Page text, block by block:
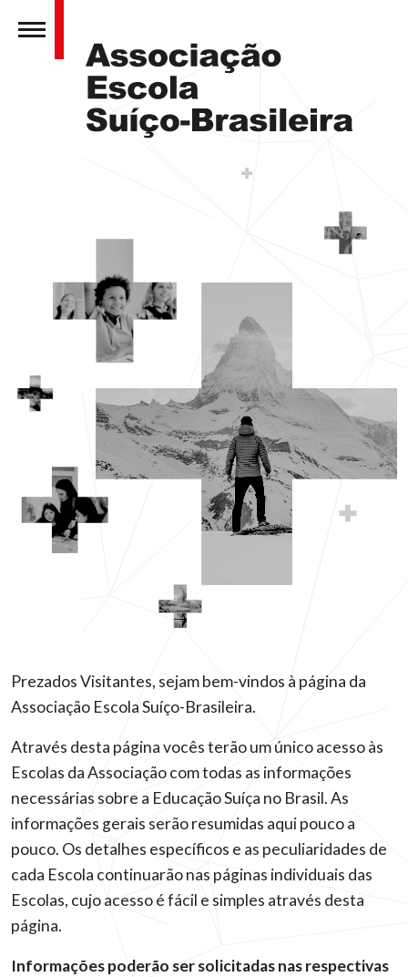
Prezados Visitantes, sejam bem-vindos à página da
Associação Escola Suíço-Brasileira.
Através desta página vocês terão um único acesso às
Escolas da Associação com todas as informações
necessárias sobre a Educação Suíça no Brasil. As
informações gerais serão resumidas aqui pouco a
pouco. Os detalhes específicos e as peculiaridades de
cada Escola continuarão nas páginas individuais das
Escolas, cujo acesso é fácil e simples através desta
página.
Informações poderão ser solicitadas nas respectivas